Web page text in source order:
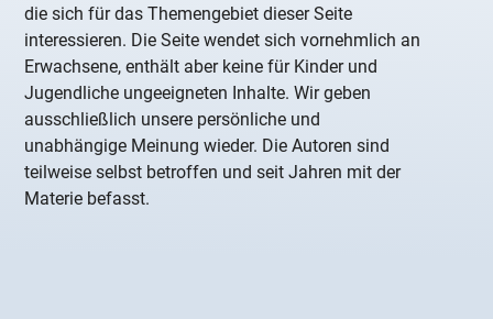
die sich für das Themengebiet dieser Seite
interessieren. Die Seite wendet sich vornehmlich an
Erwachsene, enthält aber keine für Kinder und
Jugendliche ungeeigneten Inhalte. Wir geben
ausschließlich unsere persönliche und
unabhängige Meinung wieder. Die Autoren sind
teilweise selbst betroffen und seit Jahren mit der
Materie befasst.